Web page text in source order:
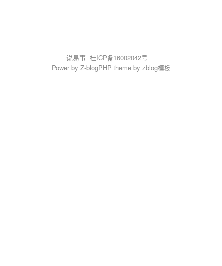
说易事 桂ICP备16002042号
Power by Z-blogPHP theme by zblog模板